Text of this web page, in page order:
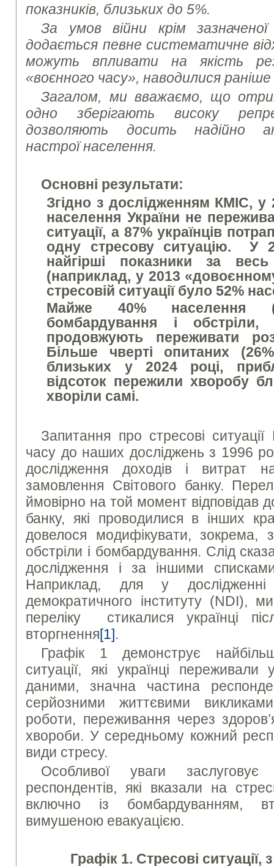
показників, близьких до 5%.
За умов війни крім
додається певне систематичне
можуть впливати на якість
«воєнного часу», наводилися
Загалом, ми вважаємо, що
одно зберігають високу
дозволяють досить надійно
настрої населення.
Основні результати:
Згідно з дослідженням КМІС, у
населення України не
ситуації, а 87% українців
одну стресову ситуацію. У
найгірші показники за
(наприклад, у 2013
стресовій ситуації було 52%
Майже 40% населення
бомбардування і
продовжують переживати
Більше чверті опитаних
близьких у 2024 році,
відсоток пережили хворобу
хворіли самі.
Запитання про стресові
часу до наших досліджень з 1996
дослідження доходів і витрат
замовлення Світового банку.
ймовірно на той момент відповідав
банку, які проводилися в інших
довелося модифікувати, зокрема,
обстріли і бомбардування. Слід
дослідження і за іншими
Наприклад, для у дослідженні
демократичного інституту (NDI),
переліку стикалися українці
вторгнення[1].
Графік 1 демонструє
ситуації, які українці
даними, значна частина
серйозними життєвими
роботи, переживання через
хвороби. У середньому кожний
види стресу.
Особливої уваги заслуговує
респондентів, які вказали на
включно із бомбардуванням,
вимушеною евакуацією.
Графік 1. Стресові ситуації,